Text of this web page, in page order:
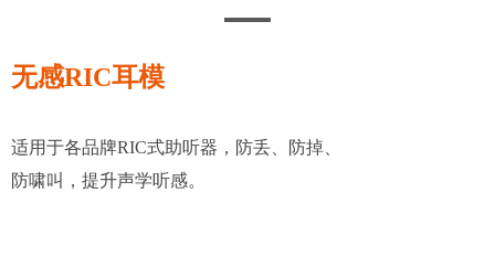
无感RIC耳模
适用于各品牌RIC式助听器，防丢、防掉、
防啸叫，提升声学听感。